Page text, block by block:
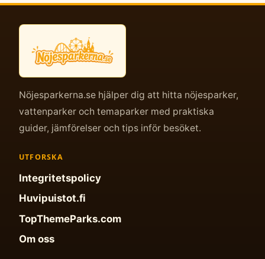
Nöjesparkerna.se hjälper dig att hitta nöjesparker,
vattenparker och temaparker med praktiska
guider, jämförelser och tips inför besöket.
UTFORSKA
Integritetspolicy
Huvipuistot.fi
TopThemeParks.com
Om oss